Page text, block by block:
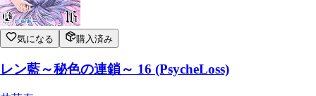
気になる 購入済み
レン藍～秘色の連鎖～ 16 (PsycheLoss)